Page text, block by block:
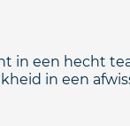
in een hecht
in een